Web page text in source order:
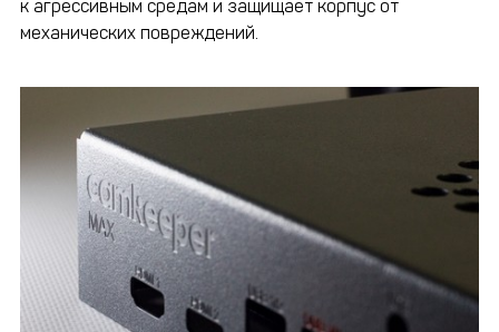
к агрессивным средам и защищает корпус от
механических повреждений.